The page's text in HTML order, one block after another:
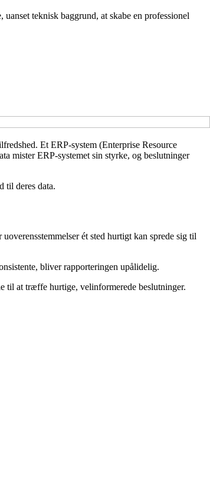
teknisk baggrund, at skabe en professionel
Et ERP-system (Enterprise Resource
mister ERP-systemet sin styrke, og beslutninger
til deres data.
ét sted hurtigt kan sprede sig til
bliver rapporteringen upålidelig.
til at træffe hurtige, velinformerede beslutninger.